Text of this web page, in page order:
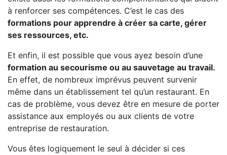
à renforcer ses compétences. C’est le cas des
formations pour apprendre à créer sa carte, gérer
ses ressources, etc.
Et enfin, il est possible que vous ayez besoin d’une
formation au secourisme ou au sauvetage au travail.
En effet, de nombreux imprévus peuvent survenir
même dans un établissement tel qu’un restaurant. En
cas de problème, vous devez être en mesure de porter
assistance aux employés ou aux clients de votre
entreprise de restauration.
Vous êtes logiquement le seul à décider si ces